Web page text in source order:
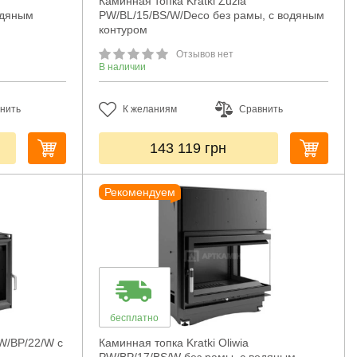
PW/BL/15/BS/W/Deco без рамы, с водяным
контуром
Отзывов нет
В наличии
К желаниям Сравнить
143 119 грн
BP/22/W с
Рекомендуем
бесплатно
Каминная топка Kratki Oliwia